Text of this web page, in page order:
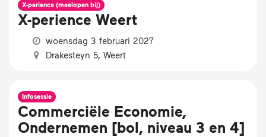
X-perience (meelopen bij)
X-perience Weert
woensdag 3 februari 2027
Drakesteyn 5, Weert
Infosessie
Commerciële Economie,
Ondernemen [bol, niveau 3 en 4]